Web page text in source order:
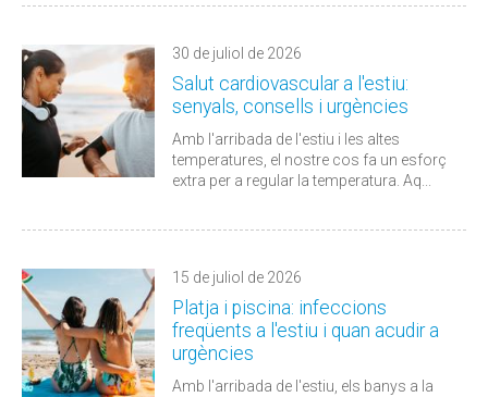
30 de juliol de 2026
Salut cardiovascular a l'estiu:
senyals, consells i urgències
Amb l'arribada de l'estiu i les altes
temperatures, el nostre cos fa un esforç
extra per a regular la temperatura. Aq...
15 de juliol de 2026
Platja i piscina: infeccions
freqüents a l'estiu i quan acudir a
urgències
Amb l'arribada de l'estiu, els banys a la